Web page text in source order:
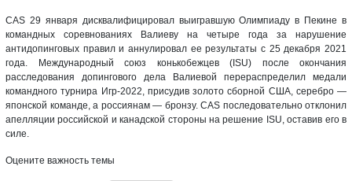
CAS 29 января дисквалифицировал выигравшую Олимпиаду в Пекине в
командных соревнованиях Валиеву на четыре года за нарушение
антидопинговых правил и аннулировал ее результаты с 25 декабря 2021
года. Международный союз конькобежцев (ISU) после окончания
расследования допингового дела Валиевой перераспределил медали
командного турнира Игр-2022, присудив золото сборной США, серебро —
японской команде, а россиянам — бронзу. CAS последовательно отклонил
апелляции российской и канадской стороны на решение ISU, оставив его в
силе.
Оцените важность темы